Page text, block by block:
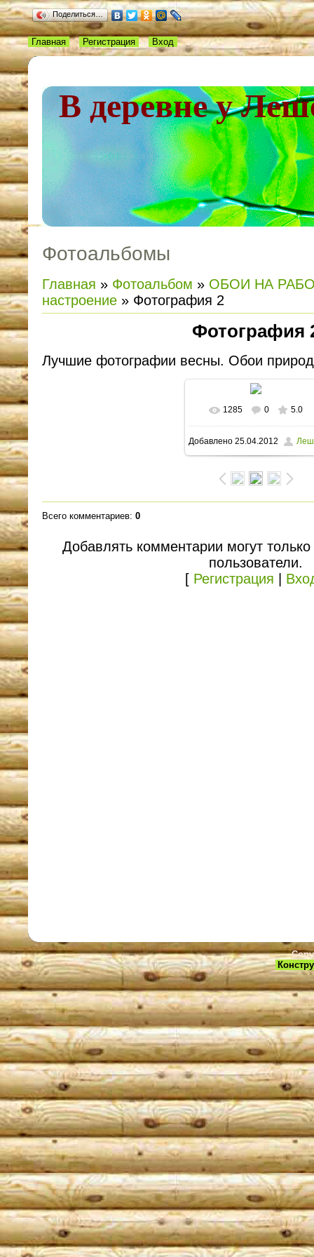
Поделиться…
В деревне у
Главная Регистрация Вход
Фотоальбомы
Главная » Фотоальбом » ОБОИ НА
настроение » Фотография 2
Фотография
Лучшие фотографии весны. Обои
В реальном размере
1600x1200/ 154.3Kb
1285 0 5.0
Добавлено25.04.2012
Всего комментариев: 0
Добавлять комментарии могут
пользователи.
[ Регистрация